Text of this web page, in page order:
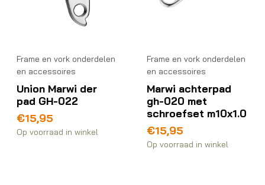
Frame en vork onderdelen
en accessoires
Union Marwi der
pad GH-022
€15,95
Op voorraad in winkel
Frame en vork onderdelen
en accessoires
Marwi achterpad
gh-020 met
schroefset m10x1.0
€15,95
Op voorraad in winkel